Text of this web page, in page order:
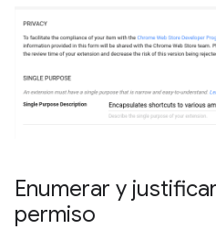
Enumerar y
permiso